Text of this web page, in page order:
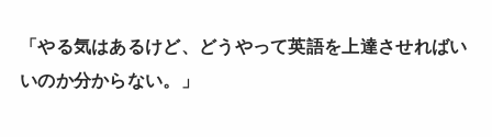
「やる気はあるけど、どうやって英語を上達させればい
いのか分からない。」